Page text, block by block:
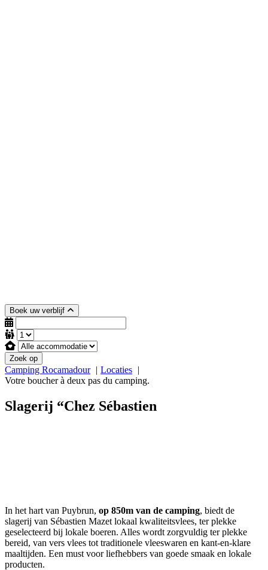
Boek uw verblijf
Zoek op
Camping Rocamadour
Locaties
Votre boucher à deux pas du camping.
Slagerij “Chez Sébastien
In het hart van Puybrun, op 850m van de camping, biedt de
slagerij van Sébastien Mazet lokaal kwaliteitsvlees, ter plekke
geselecteerd bij lokale boeren. Alles wordt zorgvuldig ter plekke
bereid, van vers vlees tot traditionele vleeswaren en kant-en-klare
maaltijden. Een must voor liefhebbers van goede smaak en lokale
producten.